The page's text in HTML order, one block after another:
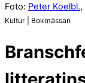
Foto: Peter Koelbl.,
Kultur | Bokmässan